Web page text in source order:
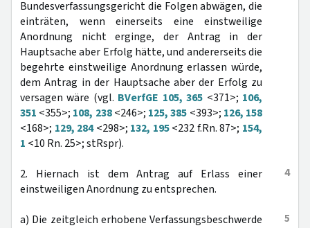
Bundesverfassungsgericht die Folgen abwägen, die
einträten, wenn einerseits eine einstweilige
Anordnung nicht erginge, der Antrag in der
Hauptsache aber Erfolg hätte, und andererseits die
begehrte einstweilige Anordnung erlassen würde,
dem Antrag in der Hauptsache aber der Erfolg zu
versagen wäre (vgl. BVerfGE 105, 365 <371>; 106,
351 <355>; 108, 238<246>; 125, 385 <393>; 126, 158
<168>; 129, 284<298>; 132, 195<232 f.Rn. 87>; 154,
1 <10 Rn. 25>; stRspr).
4
2. Hiernach ist dem Antrag auf Erlass einer
einstweiligen Anordnung zu entsprechen.
5
a) Die zeitgleich erhobene Verfassungsbeschwerde